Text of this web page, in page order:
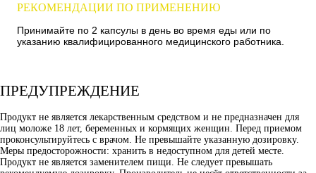
РЕКОМЕНДАЦИИ ПО ПРИМЕНЕНИЮ
Принимайте по 2 капсулы в день во время еды или по
указанию квалифицированного медицинского работника.
ПРЕДУПРЕЖДЕНИЕ
Продукт не является лекарственным средством и не предназначен для
лиц моложе 18 лет, беременных и кормящих женщин. Перед приемом
проконсультируйтесь с врачом. Не превышайте указанную дозировку.
Меры предосторожности: хранить в недоступном для детей месте.
Продукт не является заменителем пищи. Не следует превышать